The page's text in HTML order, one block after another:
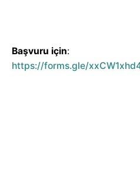
Başvuru için:
https://forms.gle/